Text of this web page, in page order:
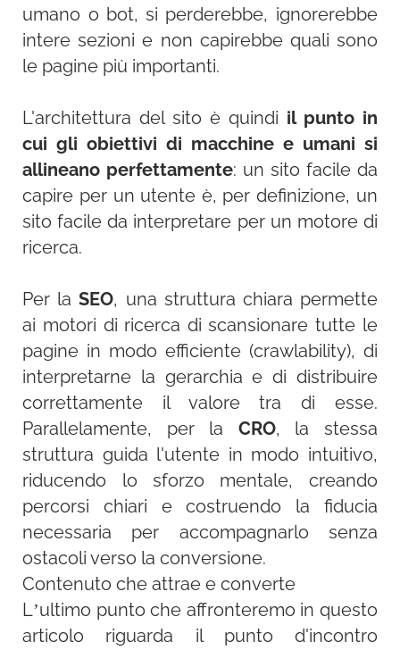
umano o bot, si perderebbe, ignorerebbe
intere sezioni e non capirebbe quali sono
le pagine più importanti.
L'architettura del sito è quindi il punto in
cui gli obiettivi di macchine e umani si
allineano perfettamente: un sito facile da
capire per un utente è, per definizione, un
sito facile da interpretare per un motore di
ricerca.
Per laSEO, una struttura chiara permette
ai motori di ricerca di scansionare tutte le
pagine in modo efficiente (crawlability), di
interpretarne la gerarchia e di distribuire
correttamente il valore tra di esse.
Parallelamente, per la CRO, la stessa
struttura guida l'utente in modo intuitivo,
riducendo lo sforzo mentale, creando
percorsi chiari e costruendo la fiducia
necessaria per accompagnarlo senza
ostacoli verso la conversione.
Contenuto che attrae e converte
L’ultimo punto che affronteremo in questo
articolo riguarda il punto d'incontro